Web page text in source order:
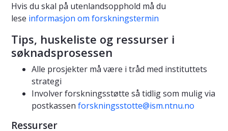
Hvis du skal på utenlandsopphold må du
lese informasjon om forskningstermin
Tips, huskeliste og ressurser i
søknadsprosessen
Alle prosjekter må være i tråd med instituttets
strategi
Involver forskningsstøtte så tidlig som mulig via
postkassen forskningsstotte@ism.ntnu.no
Ressurser